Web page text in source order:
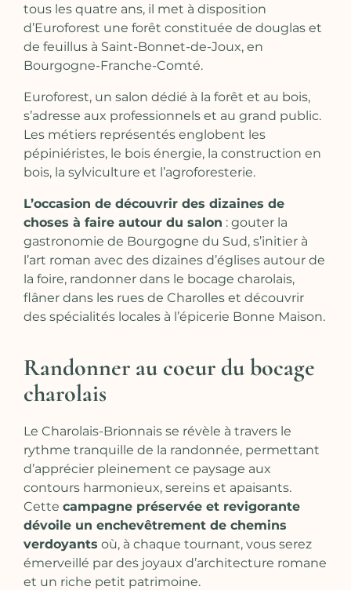
tous les quatre ans, il met à disposition
d’Euroforest une forêt constituée de douglas et
de feuillus à Saint-Bonnet-de-Joux, en
Bourgogne-Franche-Comté.
Euroforest, un salon dédié à la forêt et au bois,
s’adresse aux professionnels et au grand public.
Les métiers représentés englobent les
pépiniéristes, le bois énergie, la construction en
bois, la sylviculture et l’agroforesterie.
L’occasion de découvrir des dizaines de
choses à faire autour du salon : gouter la
gastronomie de Bourgogne du Sud, s’initier à
l’art roman avec des dizaines d’églises autour de
la foire, randonner dans le bocage charolais,
flâner dans les rues de Charolles et découvrir
des spécialités locales à l’épicerie Bonne Maison.
Randonner au coeur du bocage
charolais
Le Charolais-Brionnais se révèle à travers le
rythme tranquille de la randonnée, permettant
d’apprécier pleinement ce paysage aux
contours harmonieux, sereins et apaisants.
Cette campagne préservée et revigorante
dévoile un enchevêtrement de chemins
verdoyants où, à chaque tournant, vous serez
émerveillé par des joyaux d’architecture romane
et un riche petit patrimoine.